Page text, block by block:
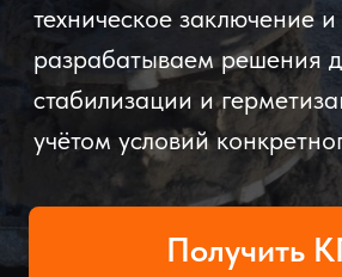
Получить КП
Оставьте заявку, и мы свяжемся с вами
для уточнения задачи и подготовки
предварительного решения.